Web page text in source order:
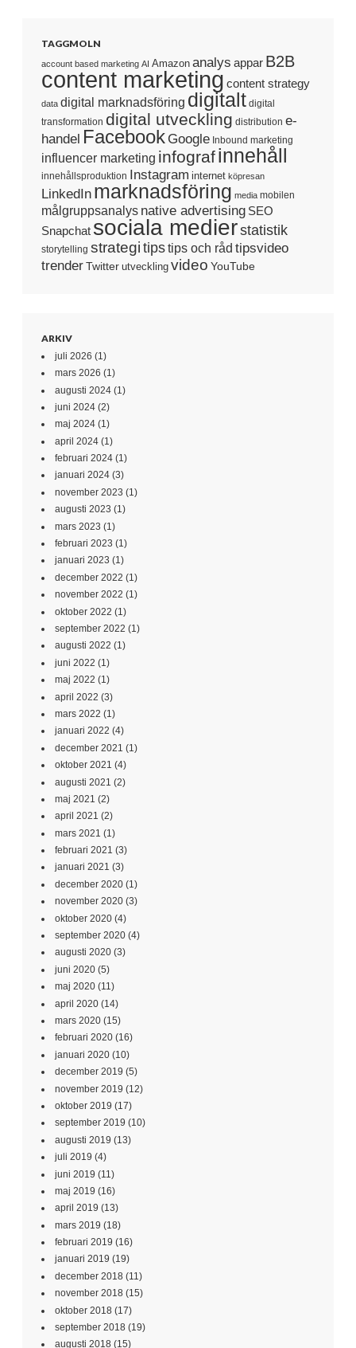
TAGGMOLN
account based marketing AI Amazon analys appar B2B
content marketing content strategy
data digital marknadsföring digitalt digital
transformation digital utveckling distribution e-
handel Facebook Google Inbound marketing
influencer marketing infografinnehåll
innehållsproduktion Instagram internet köpresan
LinkedIn marknadsföring media mobilen
målgruppsanalys native advertising SEO
Snapchat sociala medierstatistik
storytelling strategi tipstips och råd tipsvideo
trenderTwitter utveckling video YouTube
ARKIV
juli 2026 (1)
mars 2026 (1)
augusti 2024 (1)
juni 2024 (2)
maj 2024 (1)
april 2024 (1)
februari 2024 (1)
januari 2024 (3)
november 2023 (1)
augusti 2023 (1)
mars 2023 (1)
februari 2023 (1)
januari 2023 (1)
december 2022 (1)
november 2022 (1)
oktober 2022 (1)
september 2022 (1)
augusti 2022 (1)
juni 2022 (1)
maj 2022 (1)
april 2022 (3)
mars 2022 (1)
januari 2022 (4)
december 2021 (1)
oktober 2021 (4)
augusti 2021 (2)
maj 2021 (2)
april 2021 (2)
mars 2021 (1)
februari 2021 (3)
januari 2021 (3)
december 2020 (1)
november 2020 (3)
oktober 2020 (4)
september 2020 (4)
augusti 2020 (3)
juni 2020 (5)
maj 2020 (11)
april 2020 (14)
mars 2020 (15)
februari 2020 (16)
januari 2020 (10)
december 2019 (5)
november 2019 (12)
oktober 2019 (17)
september 2019 (10)
augusti 2019 (13)
juli 2019 (4)
juni 2019 (11)
maj 2019 (16)
april 2019 (13)
mars 2019 (18)
februari 2019 (16)
januari 2019 (19)
december 2018 (11)
november 2018 (15)
oktober 2018 (17)
september 2018 (19)
augusti 2018 (15)